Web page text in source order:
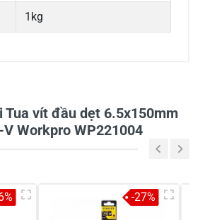
1kg
-
Tua vít đầu dẹt 6.5x150mm
Workpro WP221004
-27%